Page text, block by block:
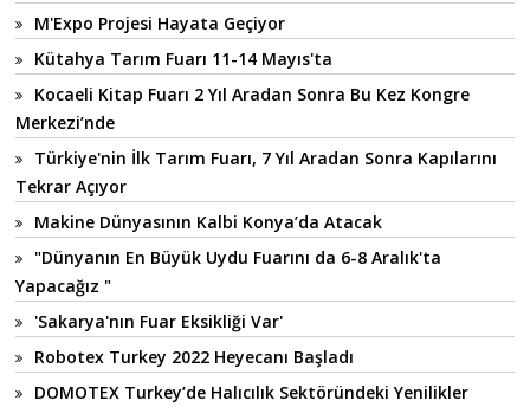
M'Expo Projesi Hayata Geçiyor
Kütahya Tarım Fuarı 11-14 Mayıs'ta
Kocaeli Kitap Fuarı 2 Yıl Aradan Sonra Bu Kez Kongre
Merkezi’nde
Türkiye'nin İlk Tarım Fuarı, 7 Yıl Aradan Sonra Kapılarını
Tekrar Açıyor
Makine Dünyasının Kalbi Konya’da Atacak
"Dünyanın En Büyük Uydu Fuarını da 6-8 Aralık'ta
Yapacağız "
'Sakarya'nın Fuar Eksikliği Var'
Robotex Turkey 2022 Heyecanı Başladı
DOMOTEX Turkey’de Halıcılık Sektöründeki Yenilikler